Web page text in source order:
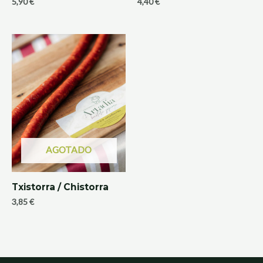
AGOTADO
Txistorra / Chistorra
3,85€